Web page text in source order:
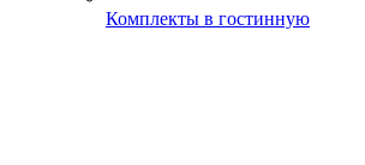
Комплекты в гостинную